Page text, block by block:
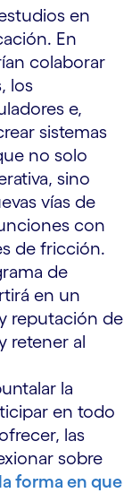
en
En
colaborar
los
e,
sistemas
no solo
sino
vías de
con
de fricción.
de
en un
reputación de
retener al
la
en todo
las
sobre
forma en que